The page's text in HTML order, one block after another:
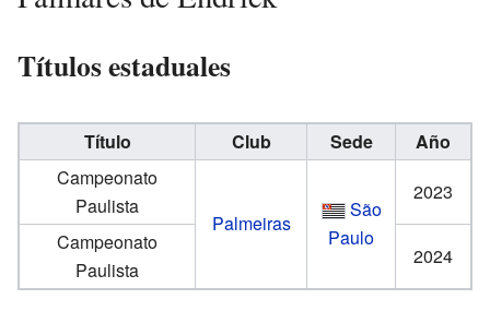
Títulos estaduales
Título Club Sede
Año
Campeonato
Paulista
Palmeiras
São
Paulo
2023
Campeonato
Paulista
2024